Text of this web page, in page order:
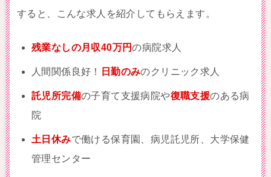
すると、こんな求人を紹介してもらえます。
残業なしの月収40万円の病院求人
人間関係良好！ 日勤のみのクリニック求人
託児所完備の子育て支援病院や復職支援のある病
院
土日休みで働ける保育園、病児託児所、大学保健
管理センター